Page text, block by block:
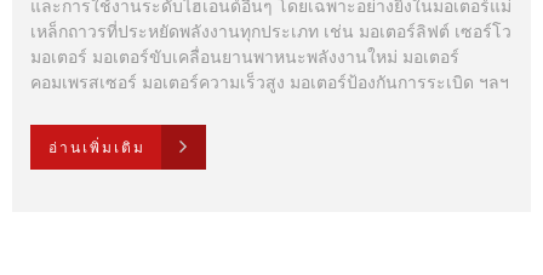
และการใช้งานระดับไฮเอนด์อื่นๆ โดยเฉพาะอย่างยิ่งในมอเตอร์แม่
เหล็กถาวรที่ประหยัดพลังงานทุกประเภท เช่น มอเตอร์ลิฟต์ เซอร์โว
มอเตอร์ มอเตอร์ขับเคลื่อนยานพาหนะพลังงานใหม่ มอเตอร์
คอมเพรสเซอร์ มอเตอร์ความเร็วสูง มอเตอร์ป้องกันการระเบิด ฯลฯ
กำลังการผลิตของเราต่อปีคือ 8,000 ตัน เราเป็นเจ้าของห่วงโซ่การ
ผลิตที่สมบูรณ์และระบบประกันคุณภาพที่สมบูรณ์แบบ เราคือบริษัท
อ่านเพิ่มเติม